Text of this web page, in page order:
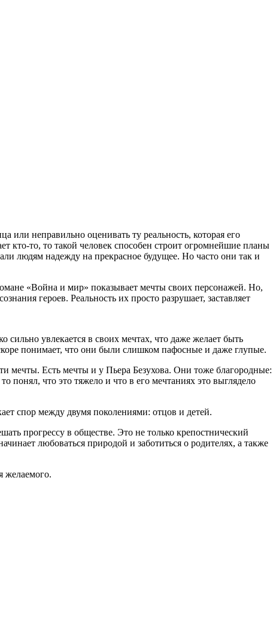
или неправильно оценивать ту реальность, которая его
кто-то, то такой человек способен строит огромнейшие планы
людям надежду на прекрасное будущее. Но часто они так и
«Война и мир» показывает мечты своих персонажей. Но,
героев. Реальность их просто разрушает, заставляет
сильно увлекается в своих мечтах, что даже желает быть
понимает, что они были слишком пафосные и даже глупые.
мечты. Есть мечты и у Пьера Безухова. Они тоже благородные:
понял, что это тяжело и что в его мечтаниях это выглядело
спор между двумя поколениями: отцов и детей.
прогрессу в обществе. Это не только крепостнический
любоваться природой и заботиться о родителях, а также
желаемого.